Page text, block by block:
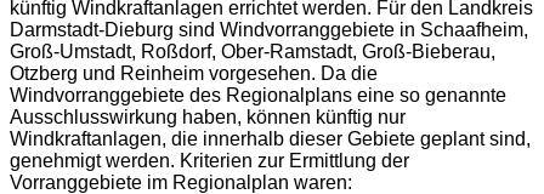
künftig Windkraftanlagen errichtet werden. Für den Landkreis
Darmstadt-Dieburg sind Windvorranggebiete in Schaafheim,
Groß-Umstadt, Roßdorf, Ober-Ramstadt, Groß-Bieberau,
Otzberg und Reinheim vorgesehen. Da die
Windvorranggebiete des Regionalplans eine so genannte
Ausschlusswirkung haben, können künftig nur
Windkraftanlagen, die innerhalb dieser Gebiete geplant sind,
genehmigt werden. Kriterien zur Ermittlung der
Vorranggebiete im Regionalplan waren: